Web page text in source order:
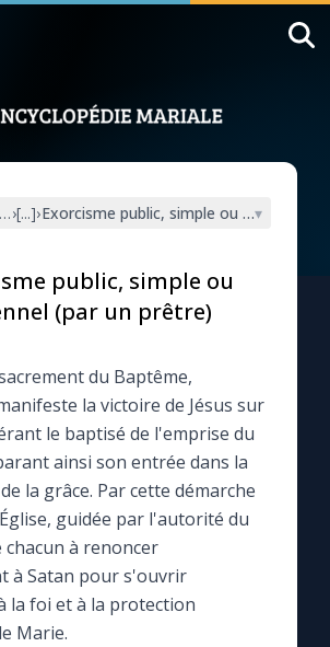
semaine
mariale
›[...]›Exorcisme public, simple ou solennel
▾
public, simple ou
(par un prêtre)
du Baptême,
la victoire de Jésus sur
le baptisé de l'emprise du
ainsi son entrée dans la
la grâce. Par cette démarche
guidée par l'autorité du
à renoncer
à Satan pour s'ouvrir
la foi et à la protection
Marie.